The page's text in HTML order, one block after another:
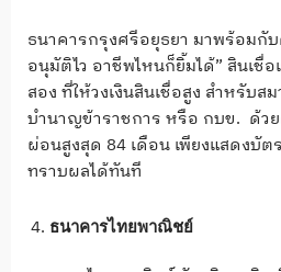
ธนาคารกรุงศรีอยุธยา มาพร้อมกั
อนุมัติไว อาชีพไหนก็ยิ้มได้” สินเชื่
สอง ที่ให้วงเงินสินเชื่อสูง สำหรับส
บำนาญข้าราชการ หรือ กบข. ด้ว
ผ่อนสูงสุด 84 เดือน เพียงแสดงบัต
ทราบผลได้ทันที
ธนาคารไทยพาณิชย์